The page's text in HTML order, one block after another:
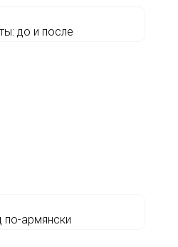
до и после
по-армянски